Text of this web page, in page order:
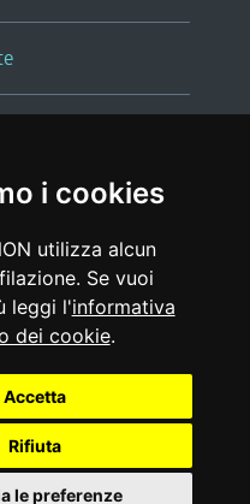
i cookies
utilizza alcun
Se vuoi
leggi l'informativa
dei cookie.
Accetta
Rifiuta
le preferenze
|glossario
|feedback
da